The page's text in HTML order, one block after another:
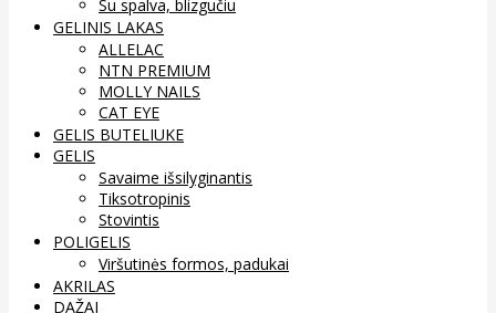
Su spalva, blizgučiu
GELINIS LAKAS
ALLELAC
NTN PREMIUM
MOLLY NAILS
CAT EYE
GELIS BUTELIUKE
GELIS
Savaime išsilyginantis
Tiksotropinis
Stovintis
POLIGELIS
Viršutinės formos, padukai
AKRILAS
DAŽAI